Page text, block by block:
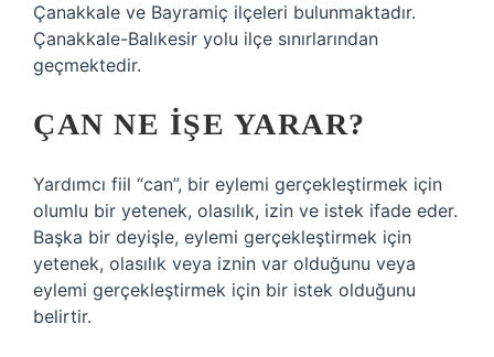
Çanakkale ve Bayramiç ilçeleri bulunmaktadır.
Çanakkale-Balıkesir yolu ilçe sınırlarından
geçmektedir.
ÇAN NE IŞE YARAR?
Yardımcı fiil “can”, bir eylemi gerçekleştirmek için
olumlu bir yetenek, olasılık, izin ve istek ifade eder.
Başka bir deyişle, eylemi gerçekleştirmek için
yetenek, olasılık veya iznin var olduğunu veya
eylemi gerçekleştirmek için bir istek olduğunu
belirtir.